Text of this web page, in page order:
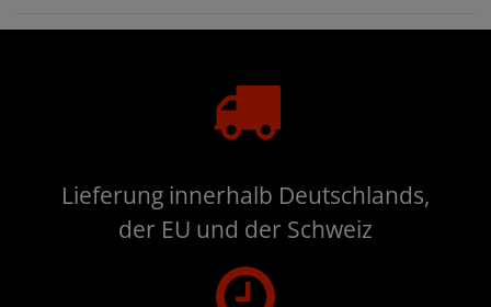
Lieferung innerhalb Deutschlands,
der EU und der Schweiz